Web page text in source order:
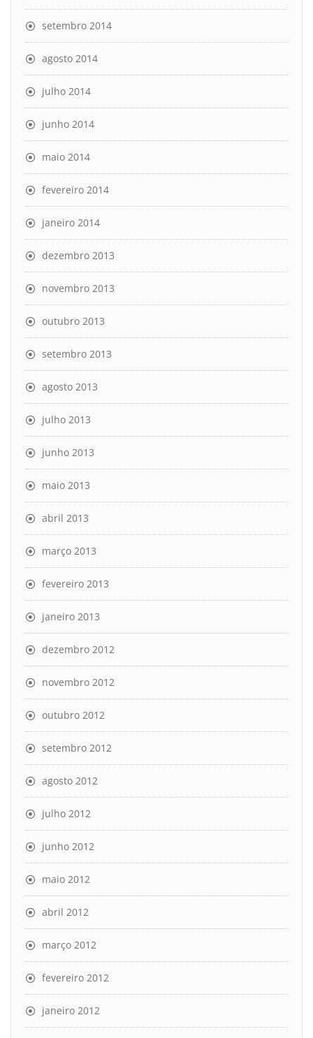
setembro 2014
agosto 2014
julho 2014
junho 2014
maio 2014
fevereiro 2014
janeiro 2014
dezembro 2013
novembro 2013
outubro 2013
setembro 2013
agosto 2013
julho 2013
junho 2013
maio 2013
abril 2013
março 2013
fevereiro 2013
janeiro 2013
dezembro 2012
novembro 2012
outubro 2012
setembro 2012
agosto 2012
julho 2012
junho 2012
maio 2012
abril 2012
março 2012
fevereiro 2012
janeiro 2012